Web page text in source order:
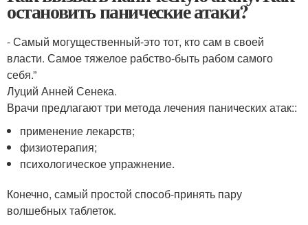
остановить панические атаки?
- Самый могущественный-это тот, кто сам в своей
власти. Самое тяжелое рабство-быть рабом самого
себя.”
Луций Анней Сенека.
Врачи предлагают три метода лечения панических атак::
применение лекарств;
физиотерапия;
психологическое упражнение.
Конечно, самый простой способ-принять пару
волшебных таблеток.